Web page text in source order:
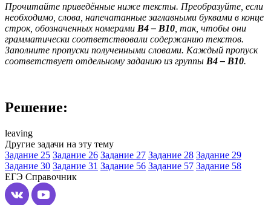
Прочитайте приведённые ниже тексты. Преобразуйте, если
необходимо, слова, напечатанные заглавными буквами в конце
строк, обозначенных номерами B4 – B10 , так, чтобы они
грамматически соответствовали содержанию текстов.
Заполните пропуски полученными словами. Каждый пропуск
соответствует отдельному заданию из группы B4 – B10.
Решение:
leaving
Другие задачи на эту тему
Задание 25 Задание 26 Задание 27 Задание 28 Задание 29
Задание 30 Задание 31 Задание 56 Задание 57 Задание 58
ЕГЭ Справочник